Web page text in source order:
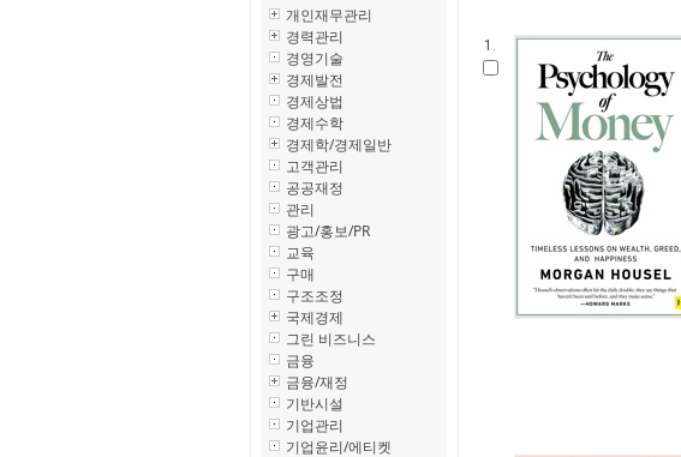
개인재무관리
경력관리
경영기술
경제발전
경제상법
경제수학
경제학/경제일반
고객관리
공공재정
관리
광고/홍보/PR
교육
구매
구조조정
국제경제
그린 비즈니스
금융
금융/재정
기반시설
기업관리
기업윤리/에티켓
1.